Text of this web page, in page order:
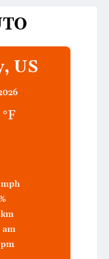
US
°F
am